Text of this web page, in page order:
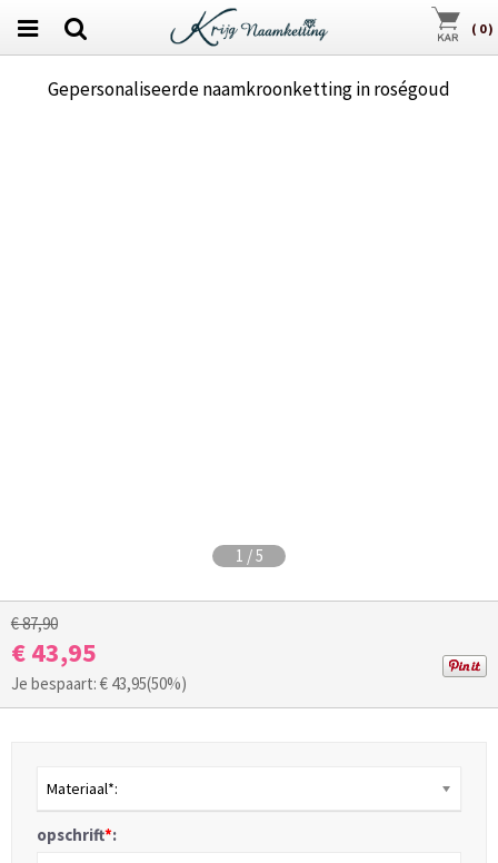
( 0)
Gepersonaliseerde naamkroonketting in roségoud
1 /5
€ 87,90
€ 43,95
Je bespaart: € 43,95(50%)
Materiaal*:
opschrift*: